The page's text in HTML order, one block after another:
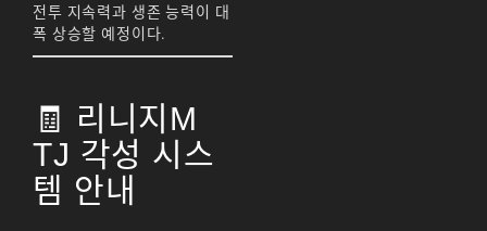
전투 지속력과 생존 능력이 대
폭 상승할 예정이다.
🧾 리니지M
TJ 각성 시스
템 안내